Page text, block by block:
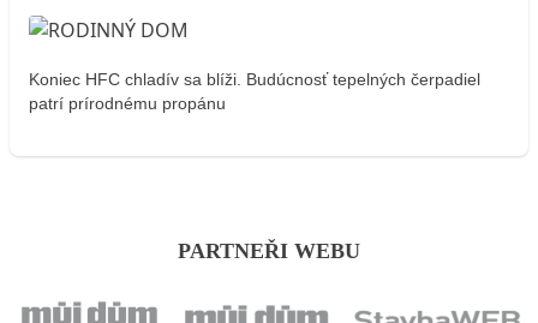
Koniec HFC chladív sa blíži. Budúcnosť tepelných čerpadiel
patrí prírodnému propánu
PARTNEŘI WEBU